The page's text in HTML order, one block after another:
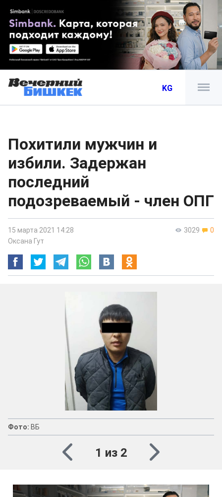
KG
Похитили мужчин и
избили. Задержан
последний
подозреваемый - член ОПГ
3029 0
15 марта 2021 14:28
Оксана Гут
Фото: ВБ
1 из 2